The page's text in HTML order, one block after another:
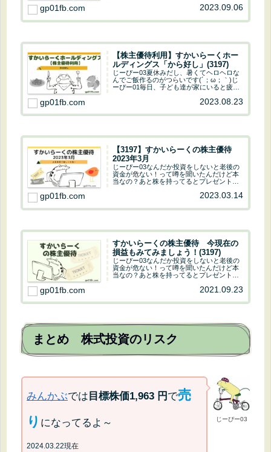
ー03オシャレなお店ですね！我が家では
｀...
gp01fb.com 2023.09.06
【株主優待利用】すかいらーくホー
ルディングス「から好し」(3197)
じーぴー03夏休みだし、暑くてヘロヘロな
んでご飯作るのがつらいです(´；ω；｀)じ
ーぴー01毎日、子ども達が家にいると疲れ
一杯ね！！夏休みだからって、この猛暑日
じ...
gp01fb.com 2023.08.23
【3197】すかいらーくの株主優待
2023年3月
じーぴー03なんだか投資をしないと老後の
資金が危ない！って噂を聞いたんだけど本
当なの？あと株を持ってるとプレゼントが
じーぴー01あまり噂に踊らされてはいけな
っている...
gp01fb.com 2023.03.14
すかいらーくの株主優待 今現在の
損益もみてみましょう！(3197)
じーぴー03なんだか投資をしないと老後の
資金が危ない！って噂を聞いたんだけど本
当なの？あと株を持ってるとプレゼントが
じーぴー01あまり噂に踊らされてはいけな
っている...
gp01fb.com 2021.09.23
まとめ 株式投資のリスク
じーぴー03
みんかぶでは 目標株価1,963 円 で売
り になってるよ～
2024.03.22現在